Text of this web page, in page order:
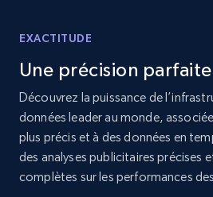
Amazon products by seller
Title, Seller name, Brand,
price, Currency, Availability,
more.
EXACTITUDE
Une précision parfaite
Découvrez la puissance de
données leader au monde,
plus précis et à des données en
des analyses publicitaires précises
complètes sur les performances